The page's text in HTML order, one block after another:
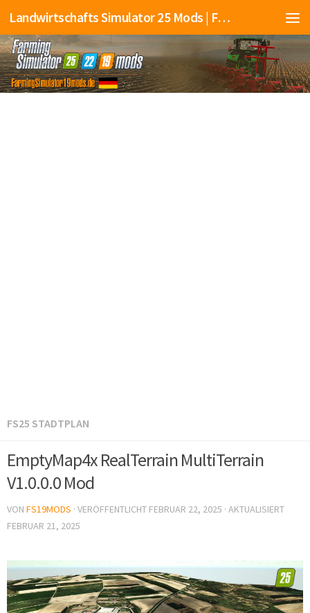
Landwirtschafts Simulator 25 Mods | Farming Simulator 25 Mods | FS25 Mods
FS25 STADTPLAN
EmptyMap4x RealTerrain MultiTerrain
V1.0.0.0 Mod
VON FS19MODS · VERÖFFENTLICHT FEBRUAR 22, 2025 · AKTUALISIERT
FEBRUAR 21, 2025